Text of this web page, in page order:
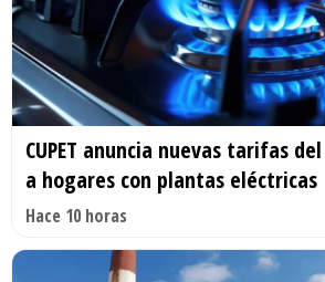
CUPET anuncia nuevas tarifas
a hogares con plantas eléctricas
Hace 10 horas